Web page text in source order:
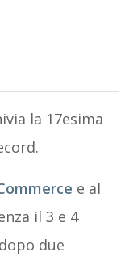
la 17esima
e al
il 3 e 4
due